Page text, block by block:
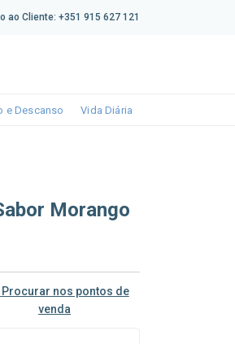
ao Cliente: +351 915 627 121
e Descanso Toggle dropdown
Vida Diária
Morango
venda